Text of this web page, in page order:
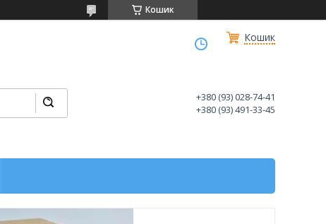
Кошик
Кошик
+380 (93) 028-74-41
+380 (93) 491-33-45